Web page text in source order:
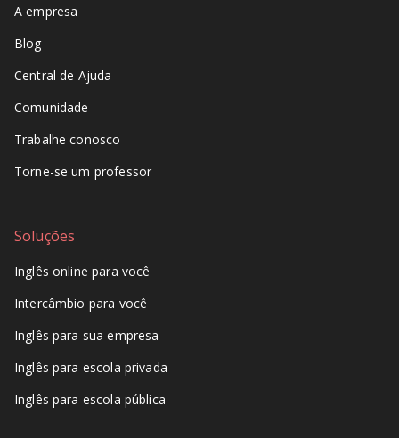
A empresa
Blog
Central de Ajuda
Comunidade
Trabalhe conosco
Torne-se um professor
Soluções
Inglês online para você
Intercâmbio para você
Inglês para sua empresa
Inglês para escola privada
Inglês para escola pública